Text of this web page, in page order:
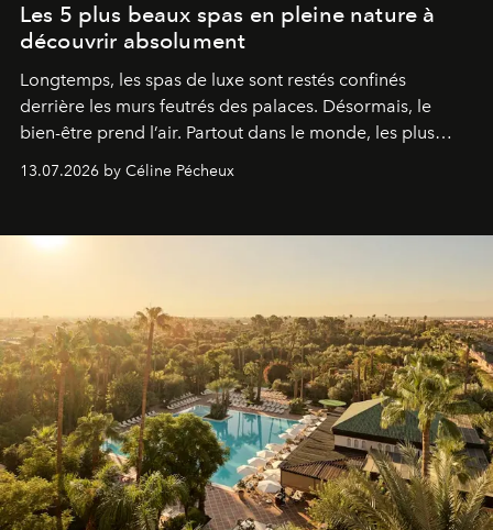
Les 5 plus beaux spas en pleine nature à
découvrir absolument
Longtemps, les spas de luxe sont restés confinés
derrière les murs feutrés des palaces. Désormais, le
bien-être prend l’air. Partout dans le monde, les plus
beaux hôtels proposent des piscines et des spas au
cœur de paysages spectaculaires. Dans le désert de
rizières de Comporta, coup de cœur pour ces cinq sas
13.07.2026 by Céline Pécheux